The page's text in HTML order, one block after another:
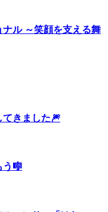
ル ～笑顔を支える舞
てきました🎆
う🎼